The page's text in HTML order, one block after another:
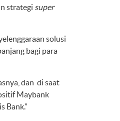
strategi super
solusi
bagi para
dan di saat
Maybank
Bank.”